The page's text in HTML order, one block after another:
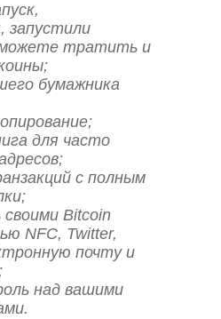
запустили
тратить и
бумажника
для часто
с полным
Bitcoin
NFC, Twitter,
почту и
над вашими